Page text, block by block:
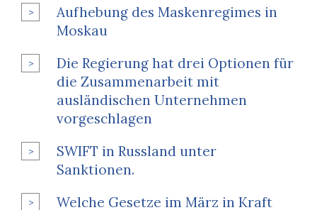
Aufhebung des Maskenregimes in
Moskau
Die Regierung hat drei Optionen für
die Zusammenarbeit mit
ausländischen Unternehmen
vorgeschlagen
SWIFT in Russland unter
Sanktionen.
Welche Gesetze im März in Kraft